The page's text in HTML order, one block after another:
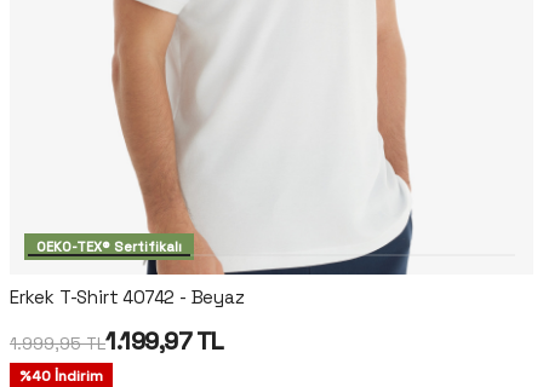
OEKO-TEX® Sertifikalı
Erkek T-Shirt 40742 - Beyaz
1.999,95TL1.199,97TL
%40İndirim